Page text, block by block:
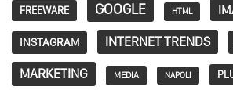
FREEWARE GOOGLE HTML
INSTAGRAM INTERNET TRENDS
MARKETING MEDIA NAPOLI